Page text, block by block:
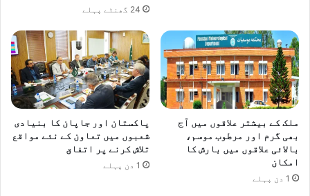
24 گھنٹے پہلے
ملک کے بیشتر علاقوں میں آج
بھی گرم اور مرطوب موسم،
بالائی علاقوں میں بارش کا
امکان
1 دن پہلے
پاکستان اور جاپان کا بنیادی
شعبوں میں تعاون کے نئے مواقع
تلاش کرنے پر اتفاق
1 دن پہلے